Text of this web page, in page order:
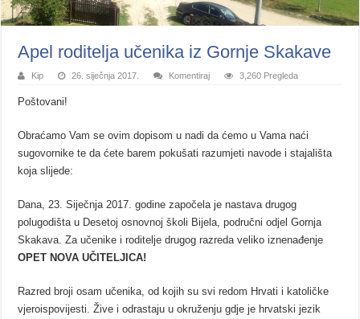
Apel roditelja učenika iz Gornje Skakave
Kip 26. siječnja 2017. Komentiraj 3,260 Pregleda
Poštovani!
Obraćamo Vam se ovim dopisom u nadi da ćemo u Vama naći
sugovornike te da ćete barem pokušati razumjeti navode i stajališta
koja slijede:
Dana, 23. Siječnja 2017. godine započela je nastava drugog
polugodišta u Desetoj osnovnoj školi Bijela, područni odjel Gornja
Skakava. Za učenike i roditelje drugog razreda veliko iznenađenje
OPET NOVA UČITELJICA!
Razred broji osam učenika, od kojih su svi redom Hrvati i katoličke
vjeroispovijesti. Žive i odrastaju u okruženju gdje je hrvatski jezik